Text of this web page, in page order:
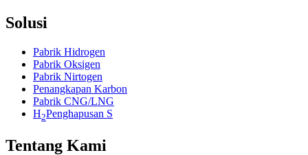
Solusi
Pabrik Hidrogen
Pabrik Oksigen
Pabrik Nirtogen
Penangkapan Karbon
Pabrik CNG/LNG
H2Penghapusan S
Tentang Kami